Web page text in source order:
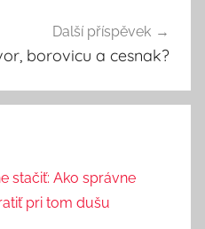
Další příspěvek
borovicu a cesnak?
stačiť: Ako správne
pri tom dušu